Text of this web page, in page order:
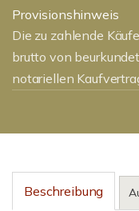
Provisionshinweis
Die zu zahlende
brutto von
notariellen
Beschreibung